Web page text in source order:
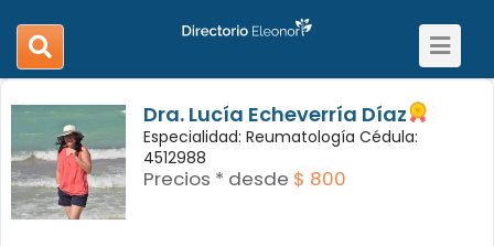
search
navigation
Toggle
Dra. Lucía Echeverría Díaz
Especialidad: Reumatología Cédula:
4512988
Precios * desde $ 800